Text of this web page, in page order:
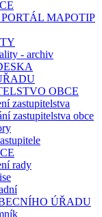
MAPOTIP
- archiv
OBCE
zastupitelstva
zastupitelstva obce
rady
ÚŘADU